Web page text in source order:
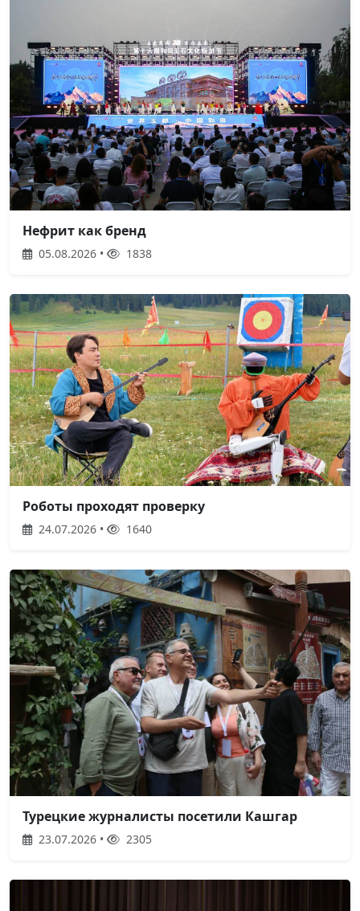
Нефрит как бренд
05.08.2026 • 1838
Роботы проходят проверку
24.07.2026 • 1640
Турецкие журналисты посетили Кашгар
23.07.2026 • 2305